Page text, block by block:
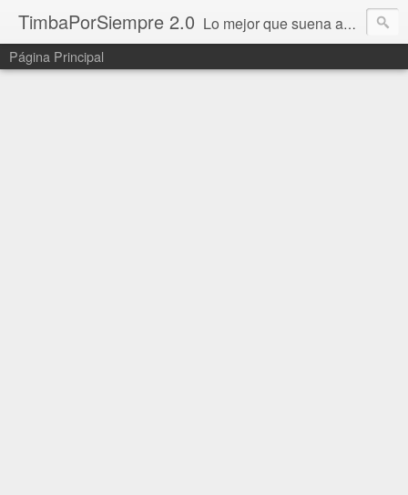
TimbaPorSiempre 2.0 Lo mejor que suena ahora!!!
Página Principal